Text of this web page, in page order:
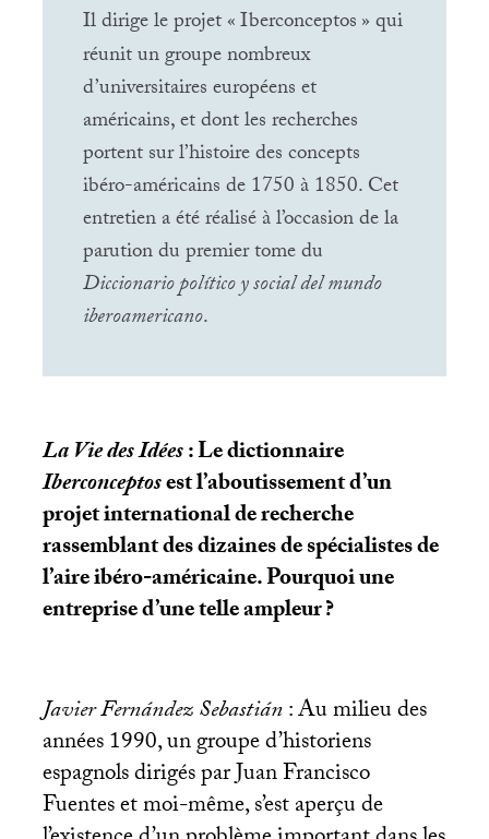
Il dirige le projet «Iberconceptos» qui
réunit un groupe nombreux
d’universitaires européens et
américains, et dont les recherches
portent sur l’histoire des concepts
ibéro-américains de 1750 à 1850. Cet
entretien a été réalisé à l’occasion de la
parution du premier tome du
Diccionario político y social del mundo
iberoamericano.
La Vie des Idées: Le dictionnaire
Iberconceptosest l’aboutissement d’un
projet international de recherche
rassemblant des dizaines de spécialistes de
l’aire ibéro-américaine. Pourquoi une
entreprise d’une telle ampleur?
Javier Fernández Sebastián: Au milieu des
années 1990, un groupe d’historiens
espagnols dirigés par Juan Francisco
Fuentes et moi-même, s’est aperçu de